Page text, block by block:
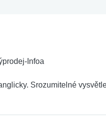
Infoa
Srozumitelné